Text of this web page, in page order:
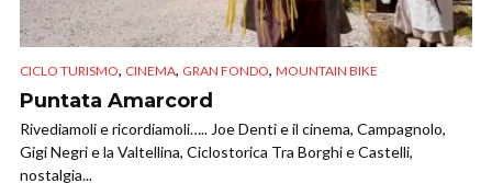
CICLO TURISMO, CINEMA, GRAN FONDO, MOUNTAIN BIKE
Puntata Amarcord
Rivediamoli e ricordiamoli….. Joe Denti e il cinema, Campagnolo,
Gigi Negri e la Valtellina, Ciclostorica Tra Borghi e Castelli,
nostalgia...